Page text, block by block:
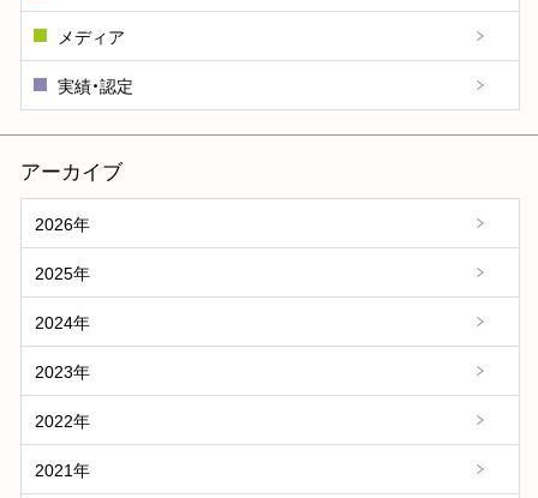
メディア
実績・認定
アーカイブ
2026年
2025年
2024年
2023年
2022年
2021年